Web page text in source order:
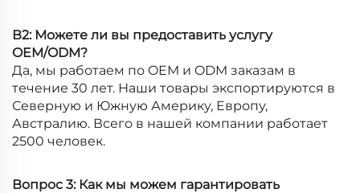
В2: Можете ли вы предоставить услугу
OEM/ODM?
Да, мы работаем по OEM и ODM заказам в
течение 30 лет. Наши товары экспортируются в
Северную и Южную Америку, Европу,
Австралию. Всего в нашей компании работает
2500 человек.
Вопрос 3: Как мы можем гарантировать